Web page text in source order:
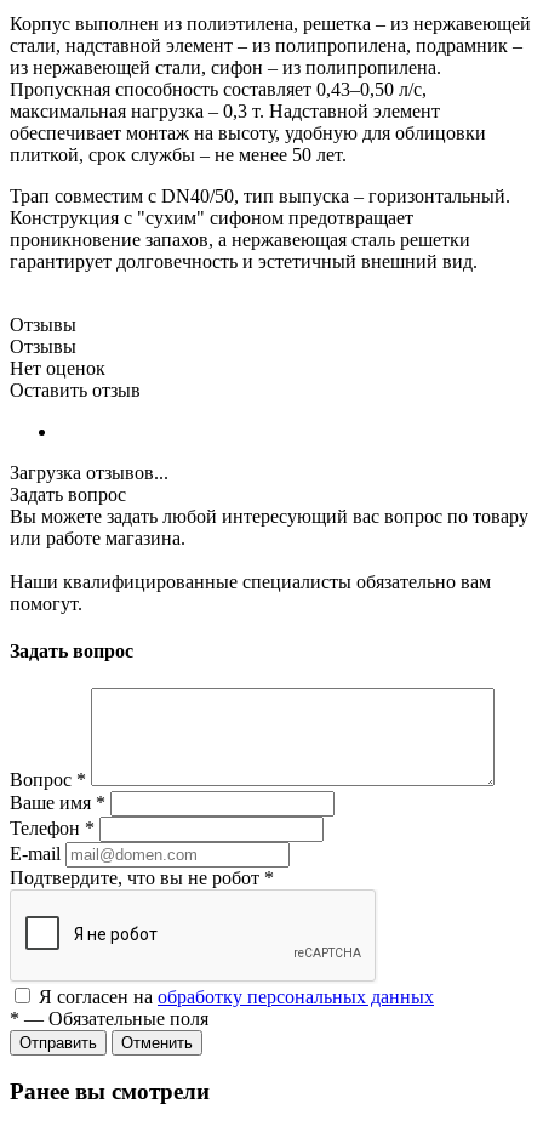
Корпус выполнен из полиэтилена, решетка – из нержавеющей
стали, надставной элемент – из полипропилена, подрамник –
из нержавеющей стали, сифон – из полипропилена.
Пропускная способность составляет 0,43–0,50 л/с,
максимальная нагрузка – 0,3 т. Надставной элемент
обеспечивает монтаж на высоту, удобную для облицовки
плиткой, срок службы – не менее 50 лет.
Трап совместим с DN40/50, тип выпуска – горизонтальный.
Конструкция с "сухим" сифоном предотвращает
проникновение запахов, а нержавеющая сталь решетки
гарантирует долговечность и эстетичный внешний вид.
Отзывы
Отзывы
Нет оценок
Оставить отзыв
Загрузка отзывов...
Задать вопрос
Вы можете задать любой интересующий вас вопрос по товару
или работе магазина.
Наши квалифицированные специалисты обязательно вам
помогут.
Задать вопрос
Вопрос *
Ваше имя *
Телефон *
E-mail
Подтвердите, что вы не робот *
Я согласен на обработку персональных данных
* — Обязательные поля
Отменить
Ранее вы смотрели